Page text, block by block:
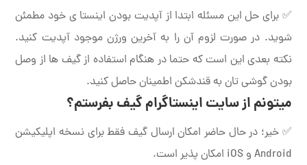
✅ برای حل این مسئله ابتدا از آپدیت بودن اینستا ی خود مطمئن
شوید. در صورت لزوم آن را به آخرین ورژن موجود آپدیت کنید.
نکته بعدی این است که حتما در هنگام استفاده از گیف ها از وصل
بودن گوشی تان به قندشکن اطمینان حاصل کنید.
میتونم از سایت اینستاگرام گیف بفرستم؟
✅ خیر؛ در حال حاضر امکان ارسال گیف فقط برای نسخه اپلیکیشن
Android و iOS امکان پذیر است.